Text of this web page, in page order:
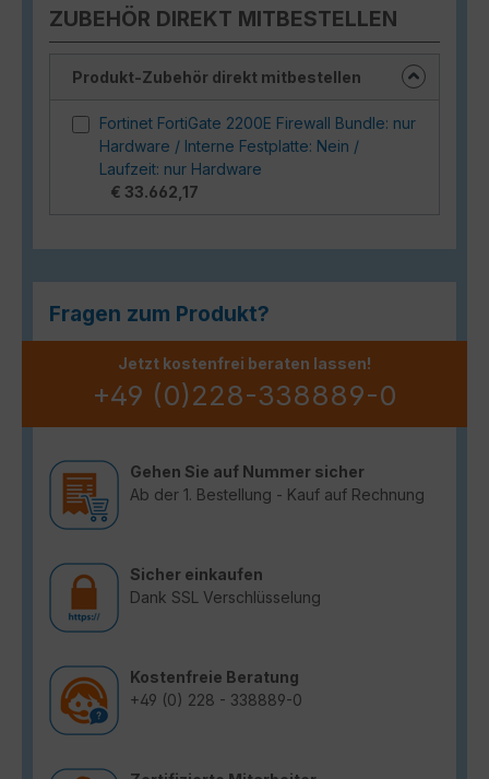
ZUBEHÖR DIREKT MITBESTELLEN
Produkt-Zubehör direkt mitbestellen
Fortinet FortiGate 2200E Firewall Bundle: nur
Hardware / Interne Festplatte: Nein /
Laufzeit: nur Hardware
€ 33.662,17
Fragen zum Produkt?
Jetzt kostenfrei beraten lassen!
+49 (0)228-338889-0
Gehen Sie auf Nummer sicher
Ab der 1. Bestellung - Kauf auf Rechnung
Sicher einkaufen
Dank SSL Verschlüsselung
Kostenfreie Beratung
+49 (0) 228 - 338889-0